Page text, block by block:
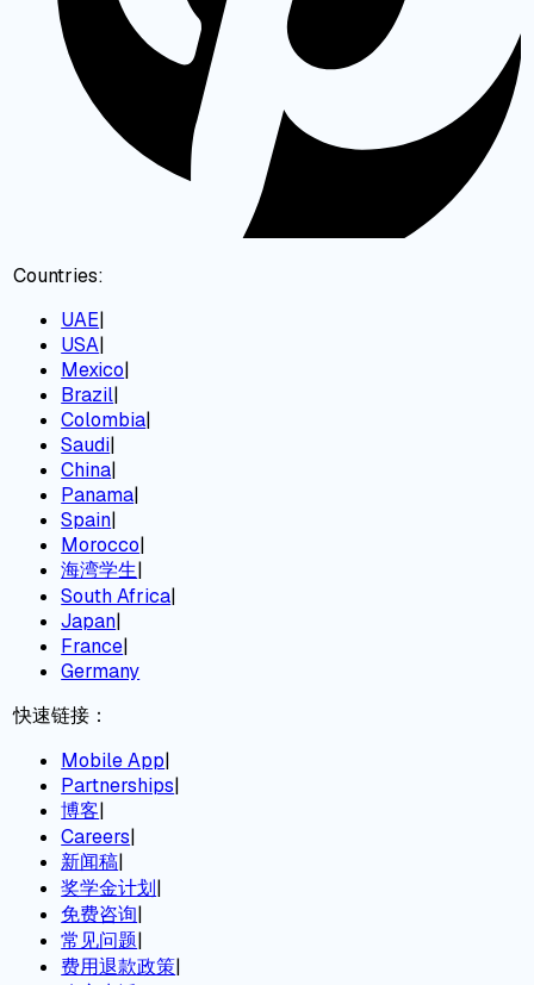
Countries:
UAE|
USA|
Mexico|
Brazil|
Colombia|
Saudi|
China|
Panama|
Spain|
Morocco|
海湾学生|
South Africa|
Japan|
France|
Germany
快速链接：
Mobile App|
Partnerships|
博客|
Careers|
新闻稿|
奖学金计划|
免费咨询|
常见问题|
费用退款政策|